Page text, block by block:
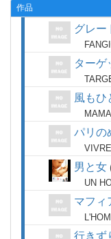
作品
グレー
ターゲ
風もひ
パリの
男と女
UN
マフィ
行きず